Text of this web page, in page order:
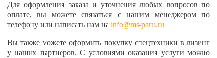
Для оформления заказа и уточнения любых вопросов по
оплате, вы можете связаться с нашим менеджером по
телефону или написать нам на info@ms-parts.ru
Вы также можете оформить покупку спецтехники в лизинг
у наших партнеров. С условиями оказания услуги можно